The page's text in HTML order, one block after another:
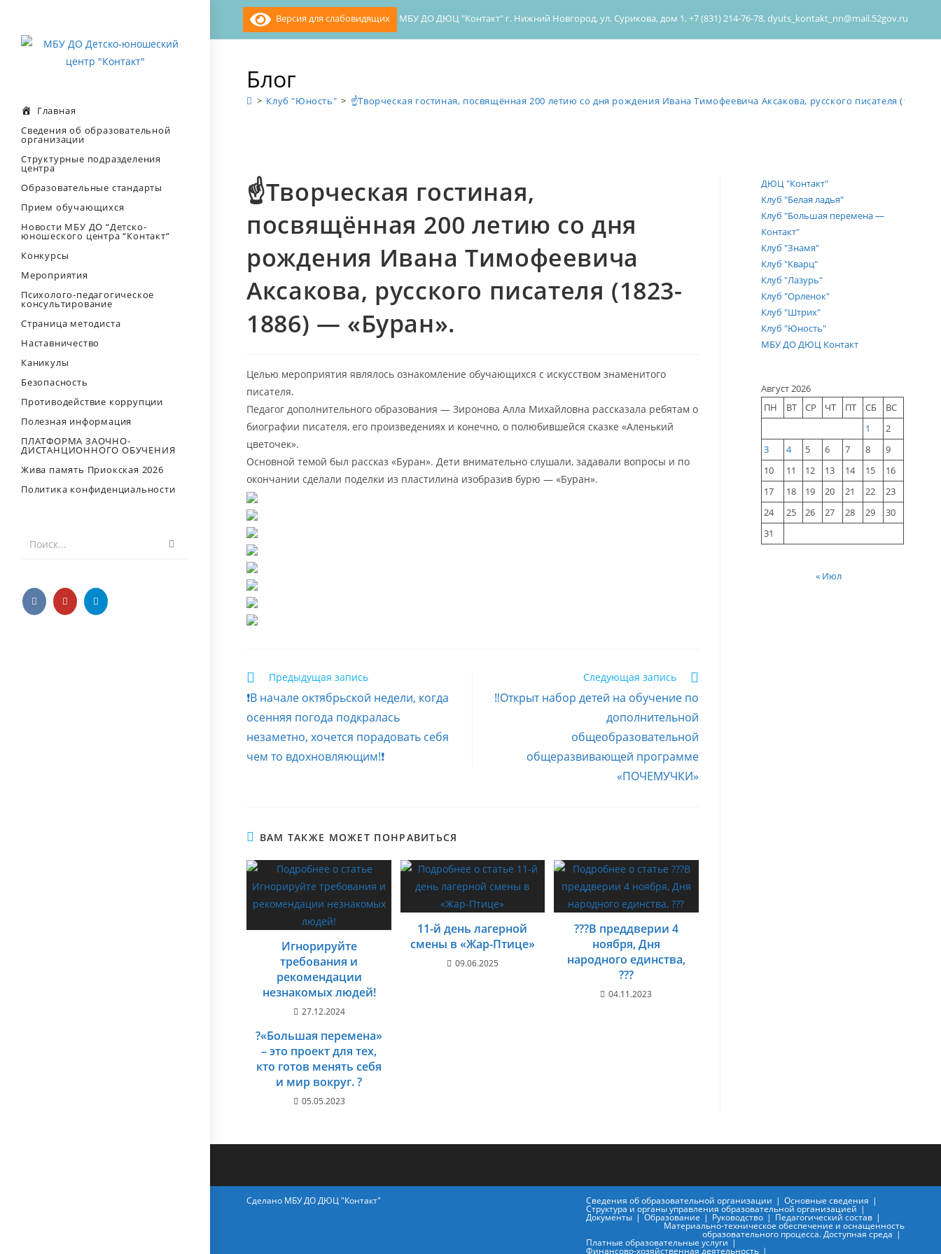
Перейти
содержимому
Версия для слабовидящих МБУ ДО ДЮЦ "Контакт" г. Нижний Новгород, ул. Сурикова, дом 1, +7 (831) 214-76-78, dyuts_kontakt_nn@mail.52gov.ru
Главная
Сведения об образовательной
организации
Структурные подразделения
центра
Образовательные стандарты
Прием обучающихся
Новости МБУ ДО “Детско-
юношеского центра “Контакт”
Конкурсы
Мероприятия
Психолого-педагогическое
консультирование
Страница методиста
Наставничество
Каникулы
Безопасность
Противодействие коррупции
Полезная информация
ПЛАТФОРМА ЗАОЧНО-
ДИСТАНЦИОННОГО ОБУЧЕНИЯ
Жива память Приокская 2026
Политика конфиденциальности
Поиск...
Блог
> Клуб "Юность" > ☝Творческая гостиная, посвящённая 200 летию со дня рождения Ивана Тимофеевича Аксакова, русского писателя (1823-
☝Творческая гостиная,
посвящённая 200 летию со дня
рождения Ивана Тимофеевича
Аксакова, русского писателя (1823-
1886) — «Буран».
Целью мероприятия являлось ознакомление обучающихся с искусством знаменитого
писателя.
Педагог дополнительного образования — Зиронова Алла Михайловна рассказала ребятам о
биографии писателя, его произведениях и конечно, о полюбившейся сказке «Аленький
цветочек».
Основной темой был рассказ «Буран». Дети внимательно слушали, задавали вопросы и по
окончании сделали поделки из пластилина изобразив бурю — «Буран».
Еще
Предыдущая запись
❗В начале октябрьской недели, когда
осенняя погода подкралась
незаметно, хочется порадовать себя
чем то вдохновляющим!❗
Следующая запись
‼️Открыт набор детей на обучение по
дополнительной
общеобразовательной
общеразвивающей программе
«ПОЧЕМУЧКИ»
ВАМ ТАКЖЕ МОЖЕТ ПОНРАВИТЬСЯ
Игнорируйте
требования и
рекомендации
незнакомых людей!
27.12.2024
11-й день лагерной
смены в «Жар-Птице»
09.06.2025
???В преддверии 4
ноября, Дня
народного единства,
???
04.11.2023
?«Большая перемена»
– это проект для тех,
кто готов менять себя
и мир вокруг. ?
05.05.2023
ДЮЦ "Контакт"
Клуб "Белая ладья"
Клуб "Большая перемена —
Контакт"
Клуб "Знамя"
Клуб "Кварц"
Клуб "Лазурь"
Клуб "Орленок"
Клуб "Штрих"
Клуб "Юность"
МБУ ДО ДЮЦ Контакт
Август 2026
ПН
ВТ СР ЧТ ПТ СБ
ВС
1
2
3
4 5 6 7 8
9
10
11 12 13 14 15
16
17
18 19 20 21 22
23
24
25 26 27 28 29
30
31
« Июл
Сведения об образовательной организации Основные сведения
Структура и органы управления образовательной организацией
Документы Образование Руководство Педагогический состав
Материально-техническое обеспечение и оснащенность
образовательного процесса. Доступная среда
Платные образовательные услуги
Финансово-хозяйственная деятельность
Сделано МБУ ДО ДЮЦ "Контакт"